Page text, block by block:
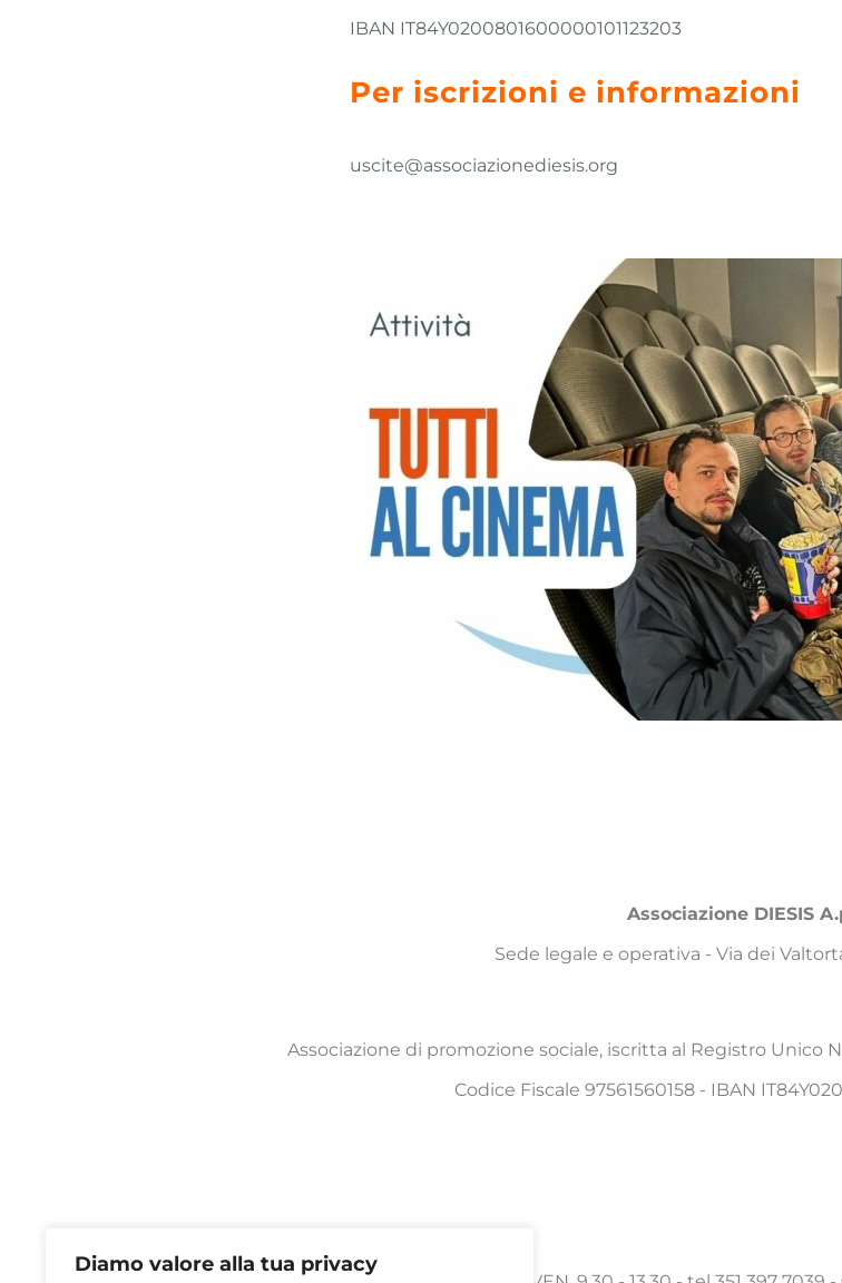
Diamo valore alla tua privacy
IBAN IT84Y0200801600000101123203
Per iscrizioni e informazioni
uscite@associazionediesis.org
Associazione DIESIS
Sede legale e operativa - Via dei
Associazione di promozione sociale, iscritta al Registro Unico
Codice Fiscale 97561560158 - IBAN